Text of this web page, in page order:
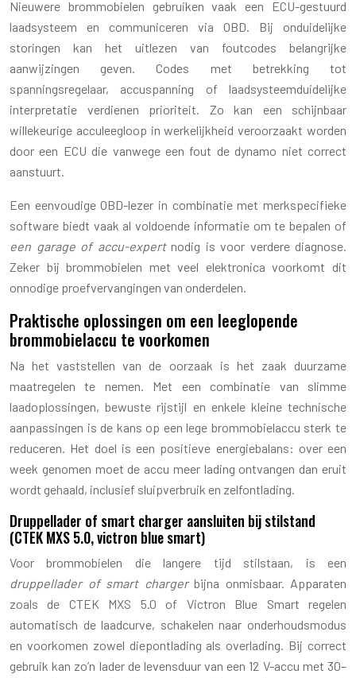
Nieuwere brommobielen gebruiken vaak een ECU-gestuurd
laadsysteem en communiceren via OBD. Bij onduidelijke
storingen kan het uitlezen van foutcodes belangrijke
aanwijzingen geven. Codes met betrekking tot
spanningsregelaar, accuspanning of laadsysteemduidelijke
interpretatie verdienen prioriteit. Zo kan een schijnbaar
willekeurige acculeegloop in werkelijkheid veroorzaakt worden
door een ECU die vanwege een fout de dynamo niet correct
aanstuurt.
Een eenvoudige OBD-lezer in combinatie met merkspecifieke
software biedt vaak al voldoende informatie om te bepalen of
een garage of accu-expertnodig is voor verdere diagnose.
Zeker bij brommobielen met veel elektronica voorkomt dit
onnodige proefvervangingen van onderdelen.
Praktische oplossingen om een leeglopende
brommobielaccu te voorkomen
Na het vaststellen van de oorzaak is het zaak duurzame
maatregelen te nemen. Met een combinatie van slimme
laadoplossingen, bewuste rijstijl en enkele kleine technische
aanpassingen is de kans op een lege brommobielaccu sterk te
reduceren. Het doel is een positieve energiebalans: over een
week genomen moet de accu meer lading ontvangen dan eruit
wordt gehaald, inclusief sluipverbruik en zelfontlading.
Druppellader of smart charger aansluiten bij stilstand
(CTEK MXS 5.0, victron blue smart)
Voor brommobielen die langere tijd stilstaan, is een
druppellader of smart chargerbijna onmisbaar. Apparaten
zoals de CTEK MXS 5.0 of Victron Blue Smart regelen
automatisch de laadcurve, schakelen naar onderhoudsmodus
en voorkomen zowel diepontlading als overlading. Bij correct
gebruik kan zo’n lader de levensduur van een 12 V-accu met 30–